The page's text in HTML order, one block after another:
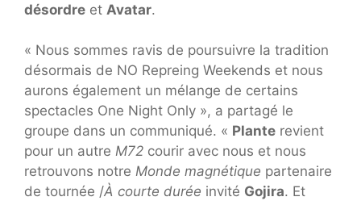
désordre et Avatar.
« Nous sommes ravis de poursuivre la tradition
désormais de NO Repreing Weekends et nous
aurons également un mélange de certains
spectacles One Night Only », a partagé le
groupe dans un communiqué. « Plante revient
pour un autre M72 courir avec nous et nous
retrouvons notre Monde magnétique partenaire
de tournée /À courte durée invité Gojira. Et